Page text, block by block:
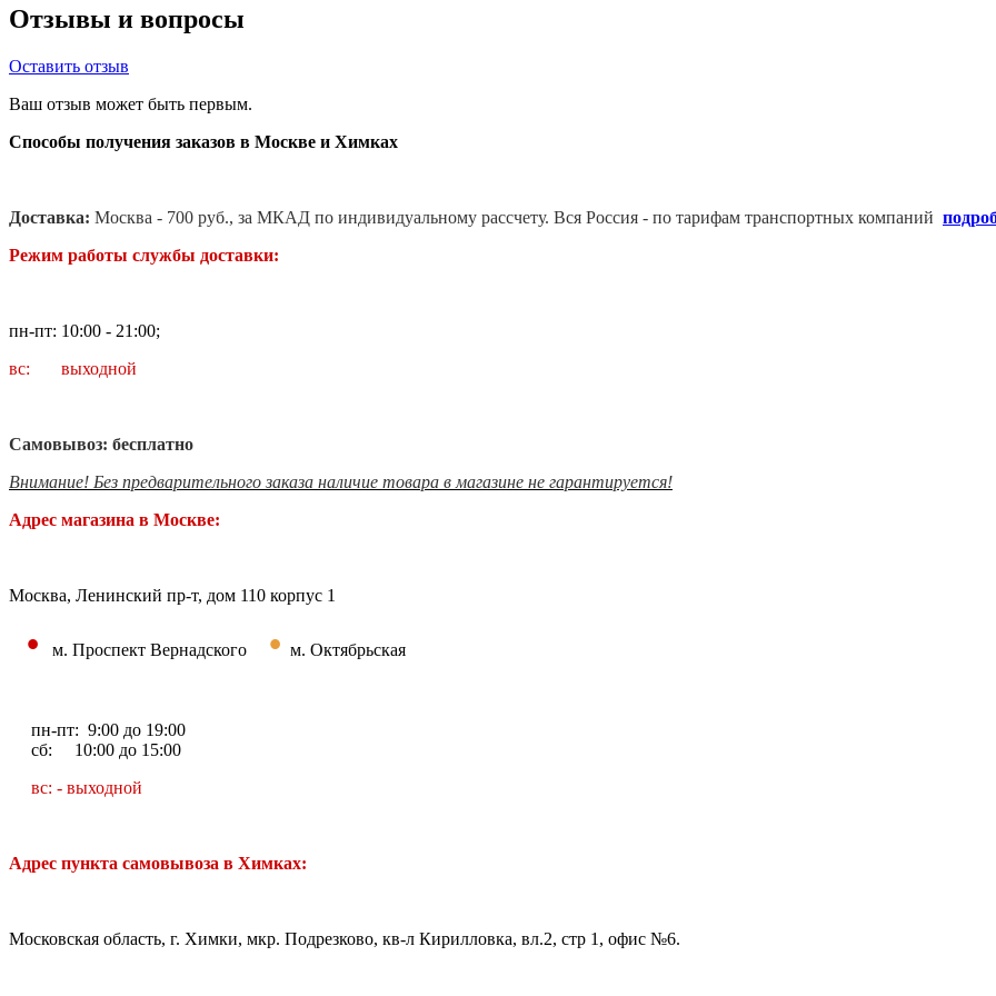
Отзывы и вопросы
Оставить отзыв
Ваш отзыв может быть первым.
Способы получения заказов в Москве и Химках
Доставка: Москва - 700 руб., за МКАД по индивидуальному рассчету. Вся Россия - по тарифам транспортных компаний
Режим работы службы доставки:
пн-пт: 10:00 - 21:00;
вс: выходной
Самовывоз: бесплатно
Внимание! Без предварительного заказа наличие товара в магазине не гарантируется!
Адрес магазина в Москве:
Москва, Ленинский пр-т, дом 110 корпус 1
• м. Проспект Вернадского • м. Октябрьская
пн-пт: 9:00 до 19:00
сб: 10:00 до 15:00
вс: - выходной
Адрес пункта самовывоза в Химках:
Московская область, г. Химки, мкр. Подрезково, кв-л Кирилловка, вл.2, стр 1, офис №6.